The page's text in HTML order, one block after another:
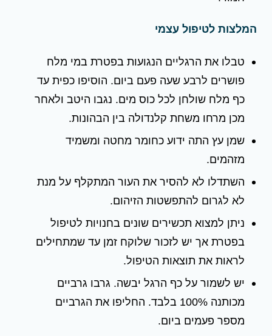
המלצות לטיפול עצמי
טבלו את הרגליים הנגועות בפטרת במי מלח
פושרים לרבע שעה פעם ביום. הוסיפו כפית עד
כף מלח שולחן לכל כוס מים. נגבו היטב ולאחר
מכן מרחו משחת קלנדולה בין הבהונות.
שמן עץ התה ידוע כחומר מחטה ומשמיד
מזהמים.
השתדלו לא להסיר את העור המתקלף על מנת
לא לגרום להתפשטות הזיהום.
ניתן למצוא תכשירים שונים בחנויות לטיפול
בפטרת אך יש לזכור שלוקח זמן עד שמתחילים
לראות את תוצאות הטיפול.
יש לשמור על כף הרגל יבשה. גרבו גרביים
מכותנה 100% בלבד. החליפו את הגרביים
מספר פעמים ביום.